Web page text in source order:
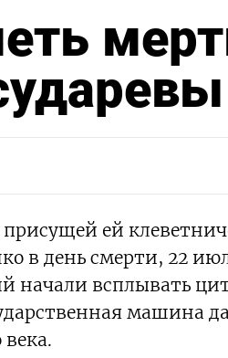
ей
в день смерти, 22
начали всплывать
машина